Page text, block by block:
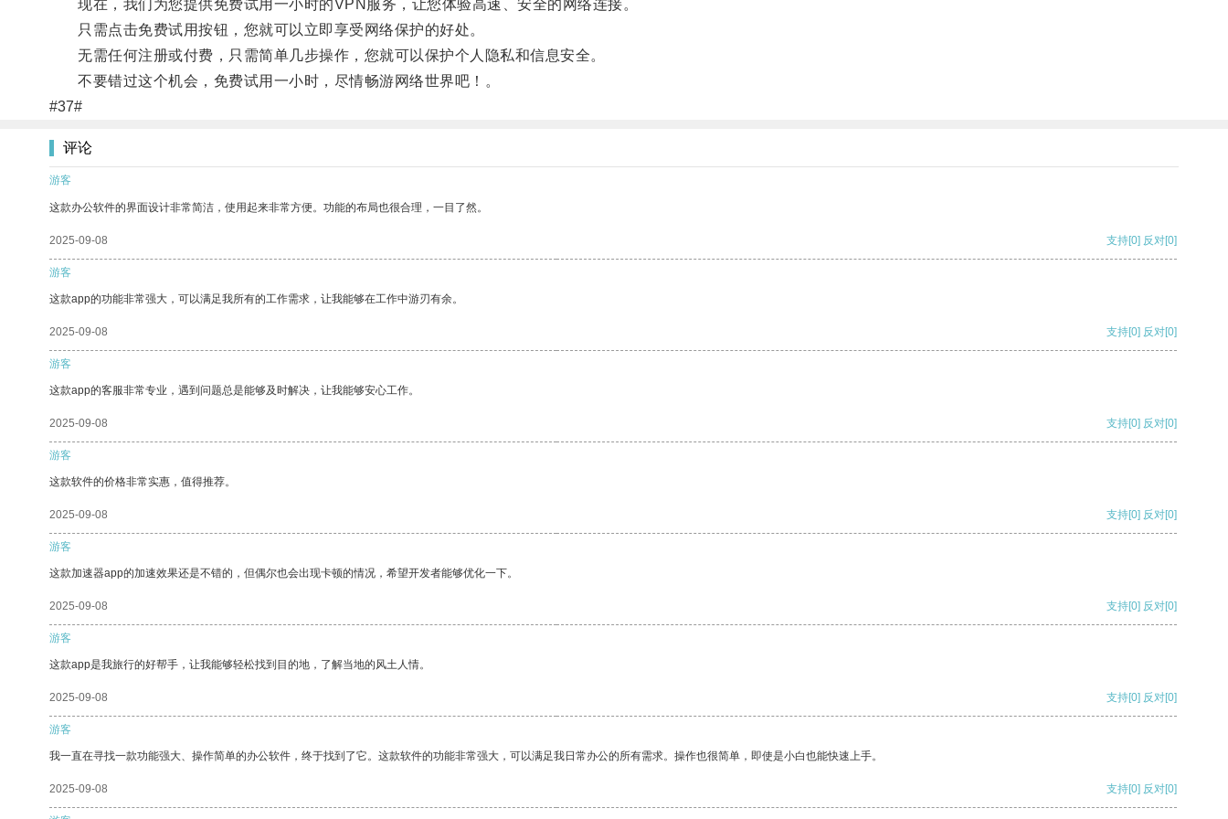
现在，我们为您提供免费试用一小时的VPN服务，让您体验高速、安全的网络连接。
只需点击免费试用按钮，您就可以立即享受网络保护的好处。
无需任何注册或付费，只需简单几步操作，您就可以保护个人隐私和信息安全。
不要错过这个机会，免费试用一小时，尽情畅游网络世界吧！。
#37#
评论
游客
这款办公软件的界面设计非常简洁，使用起来非常方便。功能的布局也很合理，一目了然。
2025-09-08 支持[0] 反对[0]
游客
这款app的功能非常强大，可以满足我所有的工作需求，让我能够在工作中游刃有余。
2025-09-08 支持[0] 反对[0]
游客
这款app的客服非常专业，遇到问题总是能够及时解决，让我能够安心工作。
2025-09-08 支持[0] 反对[0]
游客
这款软件的价格非常实惠，值得推荐。
2025-09-08 支持[0] 反对[0]
游客
这款加速器app的加速效果还是不错的，但偶尔也会出现卡顿的情况，希望开发者能够优化一下。
2025-09-08 支持[0] 反对[0]
游客
这款app是我旅行的好帮手，让我能够轻松找到目的地，了解当地的风土人情。
2025-09-08 支持[0] 反对[0]
游客
我一直在寻找一款功能强大、操作简单的办公软件，终于找到了它。这款软件的功能非常强大，可以满足我日常办公的所有需求。操作也很简单，即使是小白也能快速上手。
2025-09-08 支持[0] 反对[0]